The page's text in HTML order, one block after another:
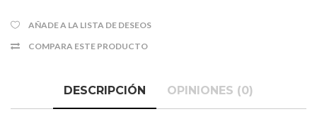
AÑADE A LA LISTA DE DESEOS
COMPARA ESTE PRODUCTO
DESCRIPCIÓN OPINIONES (0)